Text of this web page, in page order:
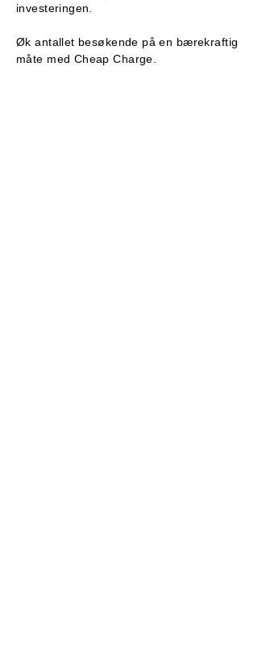
investeringen.
Øk antallet besøkende på en bærekraftig
måte med Cheap Charge.